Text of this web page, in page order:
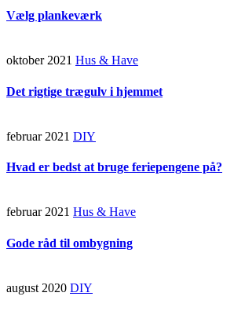
Vælg plankeværk
oktober 2021 Hus & Have
Det rigtige trægulv i hjemmet
februar 2021 DIY
Hvad er bedst at bruge feriepengene på?
februar 2021 Hus & Have
Gode råd til ombygning
august 2020 DIY